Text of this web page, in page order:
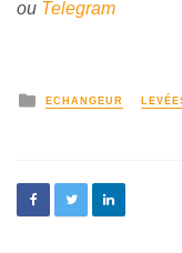
ou Telegram
ECHANGEUR